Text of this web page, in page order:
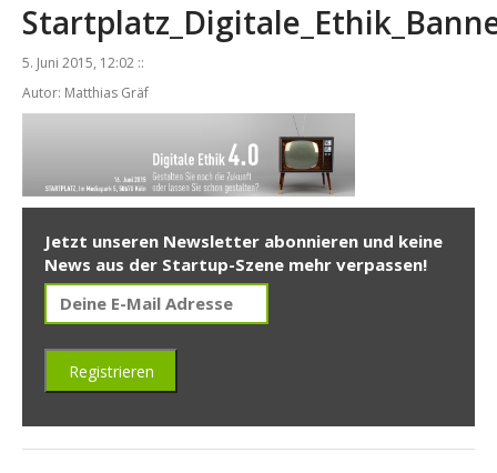
5. Juni 2015, 12:02 ::
Autor: Matthias Gräf
Jetzt unseren Newsletter abonnieren und keine
News aus der Startup-Szene mehr verpassen!